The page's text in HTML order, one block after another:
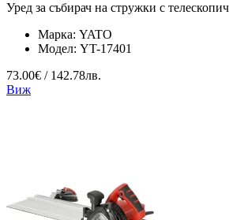
Уред за събирач на стружки с
Марка: YATO
Модел: YT-17401
73.00€ / 142.78лв.
Виж